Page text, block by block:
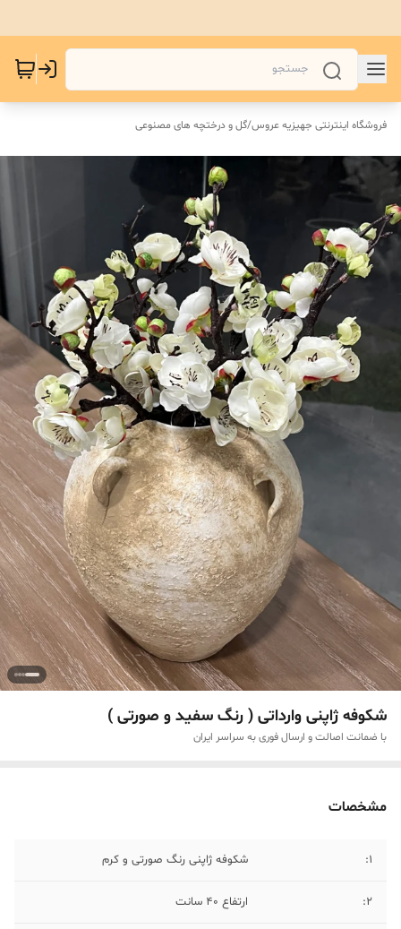
فروشگاه اینترنتی جهیزیه عروس/گل و درختچه های مصنوعی
شکوفه ژاپنی وارداتی ( رنگ سفید و صورتی )
با ضمانت اصالت و ارسال فوری به سراسر ایران
مشخصات
1: شکوفه ژاپنی رنگ صورتی و کرم
۲: ارتفاع ۴۰ سانت